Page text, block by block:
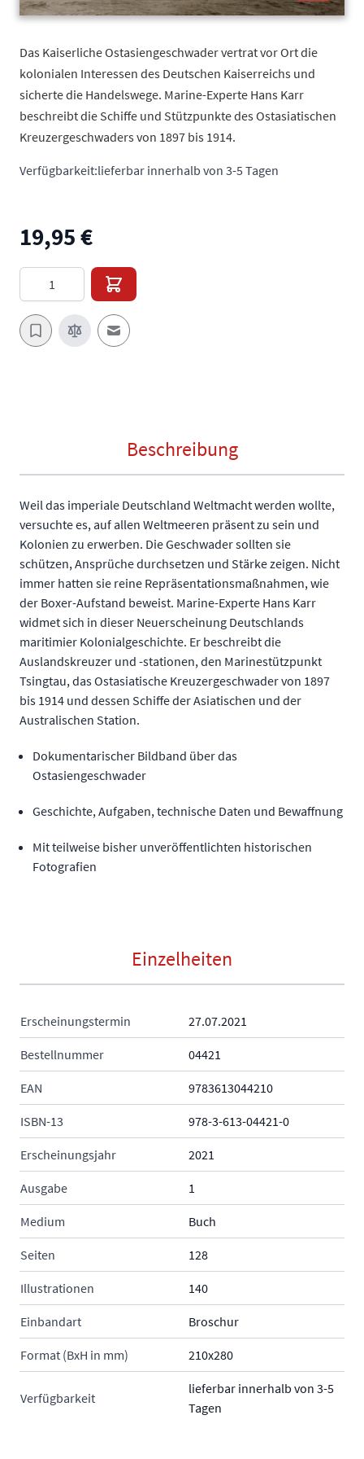
Das Kaiserliche Ostasiengeschwader vertrat vor Ort die
kolonialen Interessen des Deutschen Kaiserreichs und
sicherte die Handelswege. Marine-Experte Hans Karr
beschreibt die Schiffe und Stützpunkte des Ostasiatischen
Kreuzergeschwaders von 1897 bis 1914.
Verfügbarkeit:lieferbar innerhalb von 3-5 Tagen
19,95 €
E-Mail an einen Freund
Beschreibung
Weil das imperiale Deutschland Weltmacht werden wollte,
versuchte es, auf allen Weltmeeren präsent zu sein und
Kolonien zu erwerben. Die Geschwader sollten sie
schützen, Ansprüche durchsetzen und Stärke zeigen. Nicht
immer hatten sie reine Repräsentationsmaßnahmen, wie
der Boxer-Aufstand beweist. Marine-Experte Hans Karr
widmet sich in dieser Neuerscheinung Deutschlands
maritimier Kolonialgeschichte. Er beschreibt die
Auslandskreuzer und -stationen, den Marinestützpunkt
Tsingtau, das Ostasiatische Kreuzergeschwader von 1897
bis 1914 und dessen Schiffe der Asiatischen und der
Australischen Station.
Dokumentarischer Bildband über das
Ostasiengeschwader
Geschichte, Aufgaben, technische Daten und Bewaffnung
Mit teilweise bisher unveröffentlichten historischen
Fotografien
Einzelheiten
Erscheinungstermin 27.07.2021
Bestellnummer 04421
EAN 9783613044210
ISBN-13 978-3-613-04421-0
Erscheinungsjahr 2021
Ausgabe 1
Medium Buch
Seiten 128
Illustrationen 140
Einbandart Broschur
Format (BxH in mm) 210x280
Verfügbarkeit
lieferbar innerhalb von 3-5
Tagen